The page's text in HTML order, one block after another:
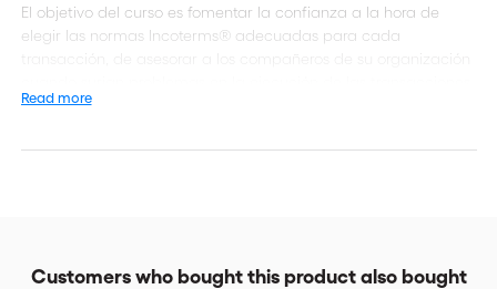
El objetivo del curso es fomentar la confianza a la hora de
elegir las normas Incoterms® adecuadas para cada
transacción, de asesorar a los compañeros de su organización
y de interactuar con el personal de logística, finanzas y seguros
transacción. Haga clic aquí para obtener más información.
Read more
Customers who bought this product also bought